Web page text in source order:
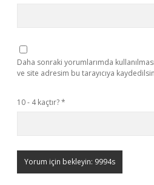
Daha sonraki yorumlarımda
ve site adresim bu tarayıcıya
10 - 4 kaçtır?*